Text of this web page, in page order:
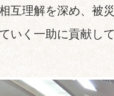
互理解を深め、被
いく一助に貢献し